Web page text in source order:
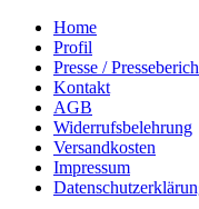
Home
Profil
Presse /
Kontakt
AGB
Widerrufsbelehrung
Versandkosten
Impressum